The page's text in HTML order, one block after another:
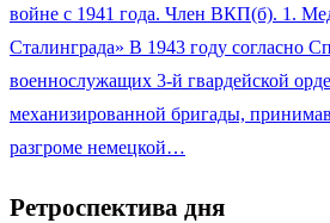
войне с 1941 года. Член ВКП(б). 1.
Сталинграда» В 1943 году согласно
военнослужащих 3-й гвардейской
механизированной бригады,
разгроме немецкой…
Ретроспектива дня